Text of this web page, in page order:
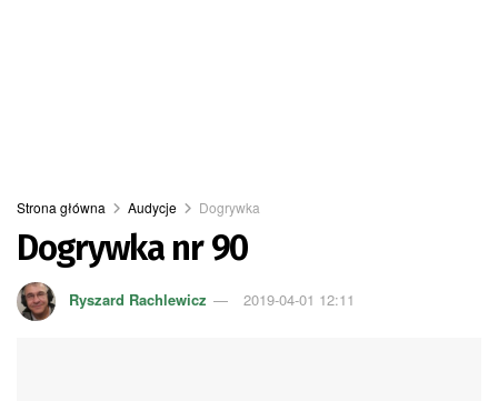
Strona główna Audycje Dogrywka
Dogrywka nr 90
Ryszard Rachlewicz 2019-04-01 12:11